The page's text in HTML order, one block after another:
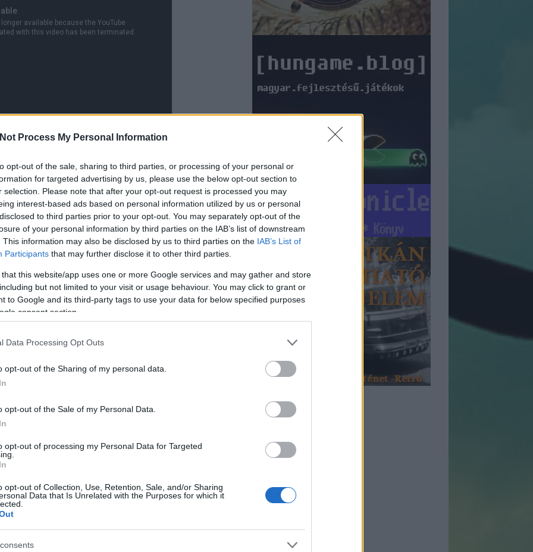
Process My Personal Information
opt-out of the sale, sharing to third parties, or processing of your personal or
for targeted advertising by us, please use the below opt-out section to
selection. Please note that after your opt-out request is processed you may
interest-based ads based on personal information utilized by us or personal
to third parties prior to your opt-out. You may separately opt-out of the
of your personal information by third parties on the IAB’s list of downstream
This information may also be disclosed by us to third parties on the IAB’s List of
Participants that may further disclose it to other third parties.
that this website/app uses one or more Google services and may gather and store
but not limited to your visit or usage behaviour. You may click to grant or
to Google and its third-party tags to use your data for below specified purposes
consent section.
Data Processing Opt Outs
opt-out of the Sharing of my personal data.
opt-out of the Sale of my Personal Data.
opt-out of processing my Personal Data for Targeted
opt-out of Collection, Use, Retention, Sale, and/or Sharing
Data that Is Unrelated with the Purposes for which it
változat, csak beépített 300 bps sebességű modemmel
PC-8801mkII FR(model 10, 20, 30) (1985. november)
Az mkII SR (30-40%-kal) olcsósított változatai, csak a
grafikai módok közül került kivételre a PC-8000
kompatibilis mód- egyetlen komolyabb különbségként,
a felszereltség többi része nem változott.
PC-8801mkII MR
processzorral rendelkezett; azonban a RAM méretét 192
bekerült), illetve a 2 beépített floppy-meghajtó az
processzor változott meg: NEC µPD70008 8 MHz (4/8
kapcsolók is elhagyásra kerültek. A model 30-hoz
változat is.
Kategóriák
Gépismertető
Hírek
Klónsereg